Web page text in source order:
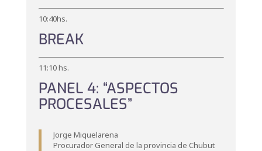
10:40hs.
BREAK
11:10 hs.
PANEL 4: “ASPECTOS
PROCESALES”
Jorge Miquelarena
Procurador General de la provincia de Chubut